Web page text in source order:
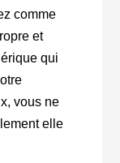
comme
et
qui
vous ne
elle